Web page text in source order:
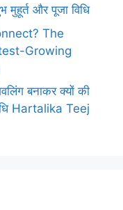
मुहूर्त और पूजा विधि
The
Growing
बनाकर क्यों की
Hartalika Teej